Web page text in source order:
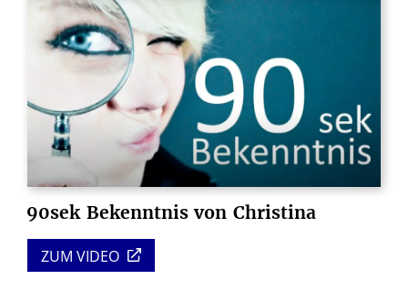
90sek Bekenntnis von Christina
ZUM VIDEO